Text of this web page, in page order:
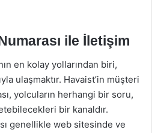
ile İletişim
en kolay yollarından biri,
ulaşmaktır. Havaist’in müşteri
yolcuların herhangi bir soru,
bir kanaldır.
genellikle web sitesinde ve